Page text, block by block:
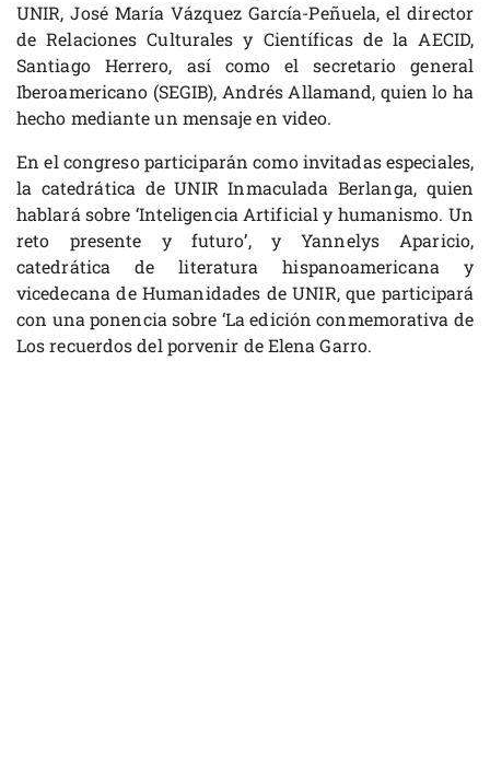
UNIR, José María Vázquez García-Peñuela, el director
de Relaciones Culturales y Científicas de la AECID,
Santiago Herrero, así como el secretario general
Iberoamericano (SEGIB), Andrés Allamand, quien lo ha
hecho mediante un mensaje en video.
En el congreso participarán como invitadas especiales,
la catedrática de UNIR Inmaculada Berlanga, quien
hablará sobre ‘Inteligencia Artificial y humanismo. Un
reto presente y futuro’, y Yannelys Aparicio,
catedrática de literatura hispanoamericana y
vicedecana de Humanidades de UNIR, que participará
con una ponencia sobre ‘La edición conmemorativa de
Los recuerdos del porvenir de Elena Garro.